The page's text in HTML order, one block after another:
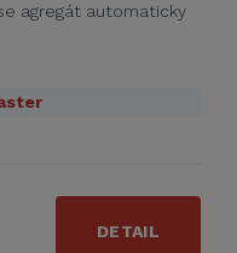
agregát automaticky
DETAIL